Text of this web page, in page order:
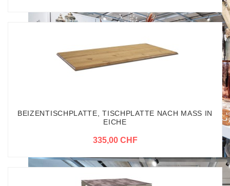
BEIZENTISCHPLATTE, TISCHPLATTE NACH MASS IN
EICHE
335,00 CHF